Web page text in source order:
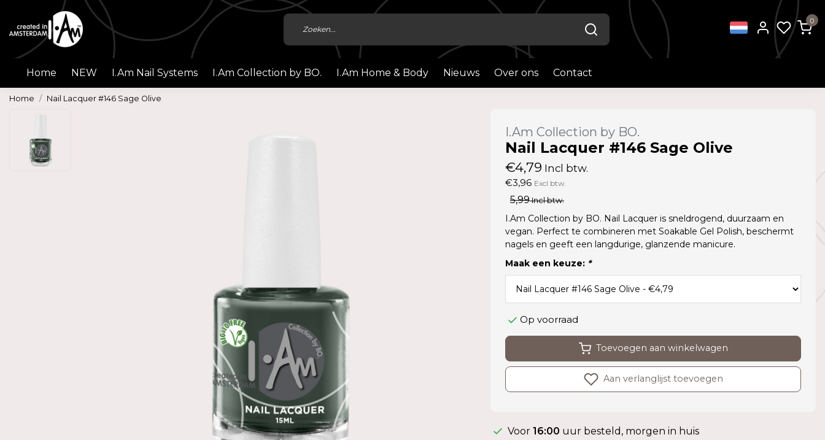
0
Home NEW I.Am Nail Systems I.Am Collection by BO. I.Am Home & Body Nieuws Over ons Contact
Home Nail Lacquer #146 Sage Olive
I.Am Collection by BO.
Nail Lacquer #146 Sage Olive
€4,79 Incl btw.
€3,96 Excl btw.
5,99Incl btw.
I.Am Collection by BO. Nail Lacquer is sneldrogend, duurzaam en
vegan. Perfect te combineren met Soakable Gel Polish, beschermt
nagels en geeft een langdurige, glanzende manicure.
Maak een keuze: *
Op voorraad
Toevoegen aan winkelwagen
Aan verlanglijst toevoegen
Voor 16:00 uur besteld, morgen in huis